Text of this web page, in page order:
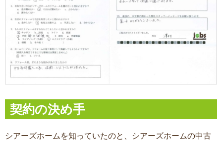
契約の決め手
シアーズホームを知っていたのと、シアーズホームの中古